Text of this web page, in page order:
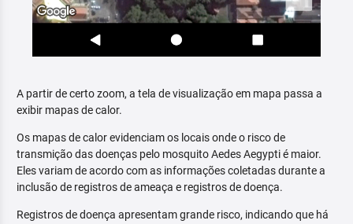
A partir de certo zoom, a tela de visualização em mapa passa a
exibir mapas de calor.
Os mapas de calor evidenciam os locais onde o risco de
transmição das doenças pelo mosquito Aedes Aegypti é maior.
Eles variam de acordo com as informações coletadas durante a
inclusão de registros de ameaça e registros de doença.
Registros de doença apresentam grande risco, indicando que há